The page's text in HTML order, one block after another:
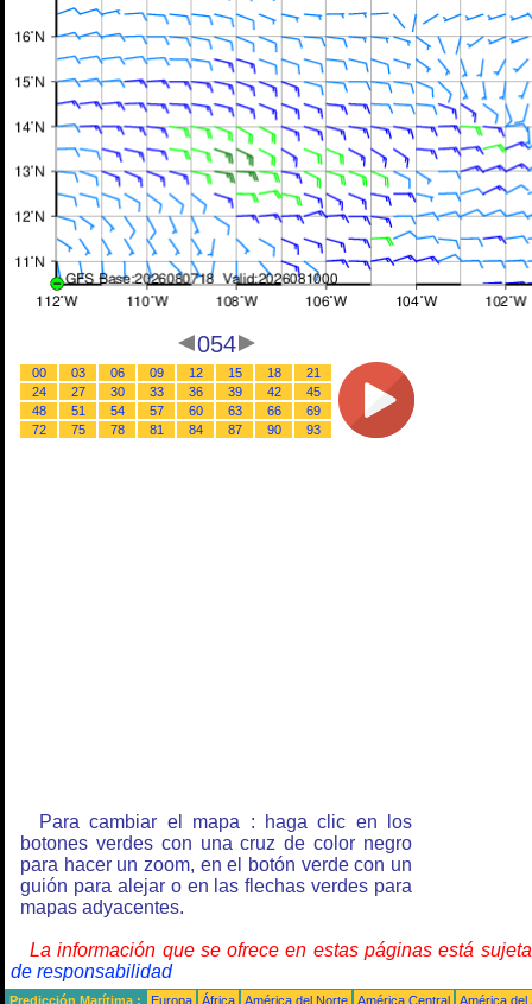
054
00 03 06 09 12 15 18
21
24
27 30 33 36 39 42
45
48
51 54 57 60 63 66
69
72
75 78 81 84 87 90 93
Para cambiar el mapa : haga clic en los
botones verdes con una cruz de color negro
para hacer un zoom, en el botón verde con un
guión para alejar o en las flechas verdes para
mapas adyacentes.
La información que se ofrece en estas páginas está
de responsabilidad
Predicción Marítima : Europa África América del Norte América Central
América del